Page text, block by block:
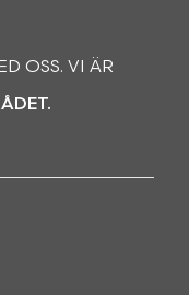
OSS. VI ÄR